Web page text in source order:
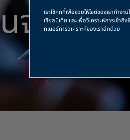
จำกัด
เราใช้คุกกี้เพื่อช่วยให้ไซต์ของเราทำ
เชียลมีเดีย และเพื่อวิเคราะห์การเข้า
ทเนอร์การวิเคราะห์ของเราอีกด้วย